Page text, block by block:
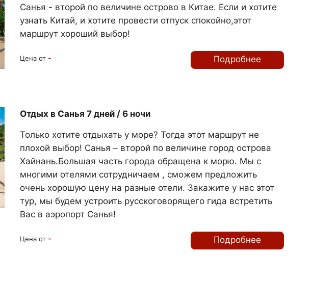
Санья - второй по величине острово в Китае. Если и хотите
узнать Китай, и хотите провести отпуск спокойно,этот
маршрут хороший выбор!
Цена от - Подробнее
Отдых в Санья 7 дней / 6 ночи
Только хотите отдыхать у море? Тогда этот маршрут не
плохой выбор! Санья – второй по величине город острова
Хайнань.Большая часть города обращена к морю. Мы с
многими отелями сотрудничаем , сможем предложить
очень хорошую цену на разные отели. Закажите у нас этот
тур, мы будем устроить русскоговорящего гида встретить
Вас в аэропорт Санья!
Цена от - Подробнее